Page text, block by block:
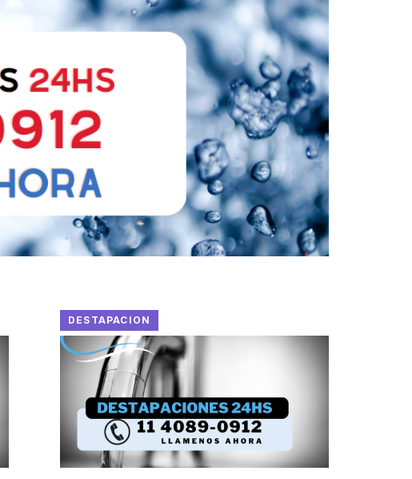
DESTAPACION